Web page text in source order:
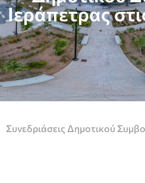
Ιεράπετρας
Συνεδριάσεις Δημοτικού